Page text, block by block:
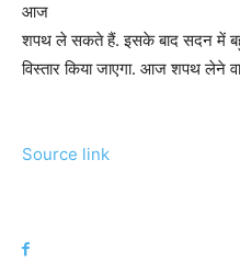
आज
शपथ ले सकते हैं. इसके बाद सदन में
विस्तार किया जाएगा. आज शपथ लेने
Source link